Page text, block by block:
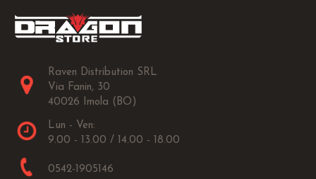
Raven Distribution SRL
Via Fanin, 30
40026 Imola (BO)
Lun - Ven:
9.00 - 13.00 / 14.00 - 18.00
0542-1905146